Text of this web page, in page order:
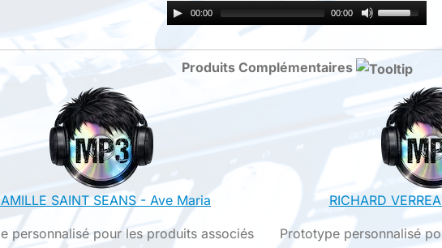
00:00 00:00
Produits Complémentaires
SAINT SEANS - Ave Maria
personnalisé pour les produits associés
RICHARD
Prototype personnalisé